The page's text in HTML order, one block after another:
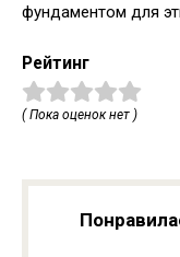
фундаментом для
Рейтинг
( Пока оценок нет )